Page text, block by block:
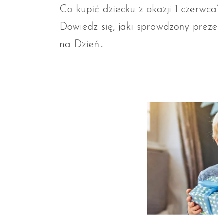
Co kupić dziecku z okazji 1
Dowiedz się, jaki sprawdzony
na Dzień...